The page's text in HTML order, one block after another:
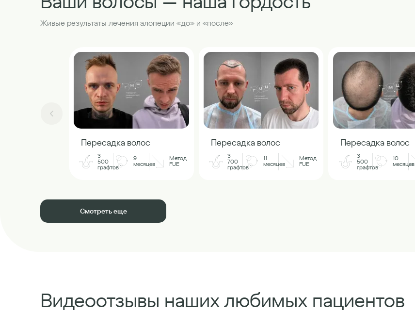
Живые результаты лечения алопеции «до» и «после»
Пересадка волос
3
500
графтов
9
месяцев
Метод
FUE
Пересадка волос
3
700
графтов
11
месяцев
Метод
FUE
Пересадка волос
3
500
графтов
10
месяцев
Смотреть еще
Видеоотзывы наших любимых пациентов